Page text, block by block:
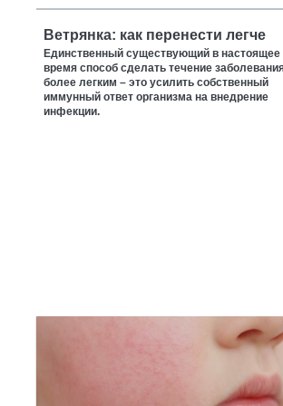
Ветрянка: как перенести легче
Единственный существующий в настоящее
время способ сделать течение
более легким – это усилить собственный
иммунный ответ организма на внедрение
инфекции.